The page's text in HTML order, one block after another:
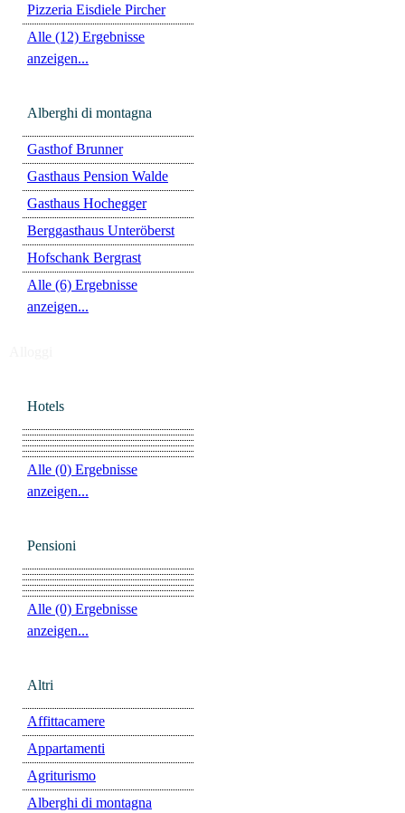
Pizzeria Eisdiele Pircher
Alle (12) Ergebnisse
anzeigen...
Alberghi di montagna
Gasthof Brunner
Gasthaus Pension Walde
Gasthaus Hochegger
Berggasthaus Unteröberst
Hofschank Bergrast
Alle (6) Ergebnisse
anzeigen...
Hotels
Alle (0) Ergebnisse
anzeigen...
Pensioni
Alle (0) Ergebnisse
anzeigen...
Altri
Affittacamere
Appartamenti
Agriturismo
Alberghi di montagna